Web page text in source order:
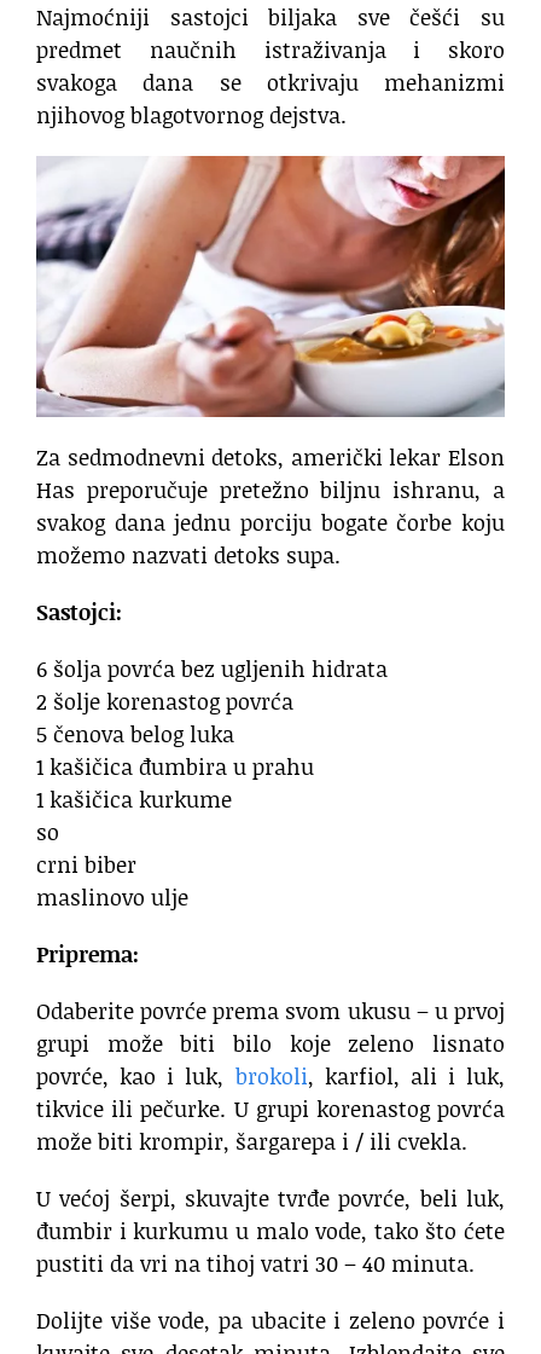
Najmoćniji sastojci biljaka sve češći su
predmet naučnih istraživanja i skoro
svakoga dana se otkrivaju mehanizmi
njihovog blagotvornog dejstva.
Za sedmodnevni detoks, američki lekar Elson
Has preporučuje pretežno biljnu ishranu, a
svakog dana jednu porciju bogate čorbe koju
možemo nazvati detoks supa.
Sastojci:
6 šolja povrća bez ugljenih hidrata
2 šolje korenastog povrća
5 čenova belog luka
1 kašičica đumbira u prahu
1 kašičica kurkume
so
crni biber
maslinovo ulje
Priprema:
Odaberite povrće prema svom ukusu – u prvoj
grupi može biti bilo koje zeleno lisnato
povrće, kao i luk, brokoli, karfiol, ali i luk,
tikvice ili pečurke. U grupi korenastog povrća
može biti krompir, šargarepa i / ili cvekla.
U većoj šerpi, skuvajte tvrđe povrće, beli luk,
đumbir i kurkumu u malo vode, tako što ćete
pustiti da vri na tihoj vatri 30 – 40 minuta.
Dolijte više vode, pa ubacite i zeleno povrće i